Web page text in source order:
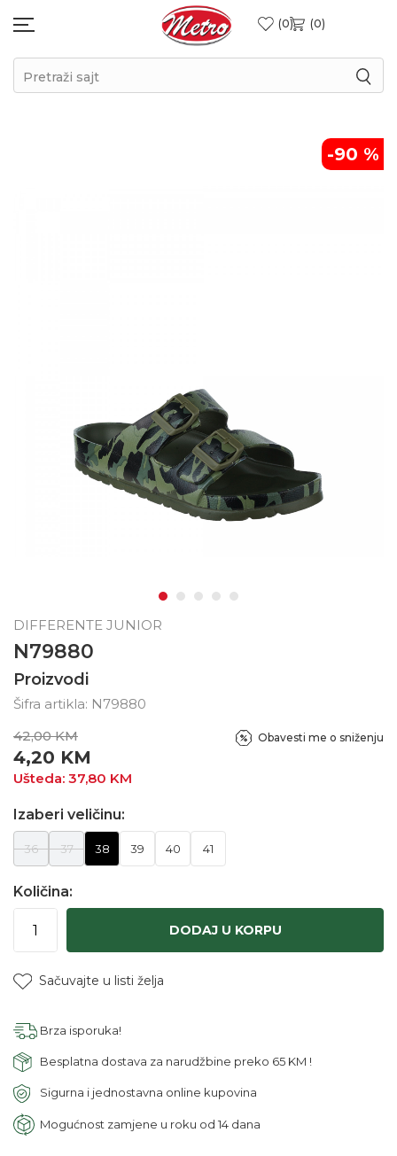
0 0
Pretraži sajt
-90 %
DIFFERENTE JUNIOR
N79880
Proizvodi
Šifra artikla: N79880
42,00 KM
4,20 KM
Ušteda: 37,80 KM
Obavesti me o sniženju
Izaberi veličinu:
36 37 38 39 40 41
Količina:
DODAJ U KORPU
Sačuvajte u listi želja
Brza isporuka!
Besplatna dostava za narudžbine preko 65 KM !
Sigurna i jednostavna online kupovina
Mogućnost zamjene u roku od 14 dana